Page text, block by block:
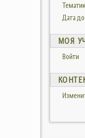
Дата
МОЯ
Войти